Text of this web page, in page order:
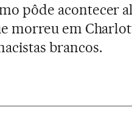
pôde acontecer
morreu em
brancos.